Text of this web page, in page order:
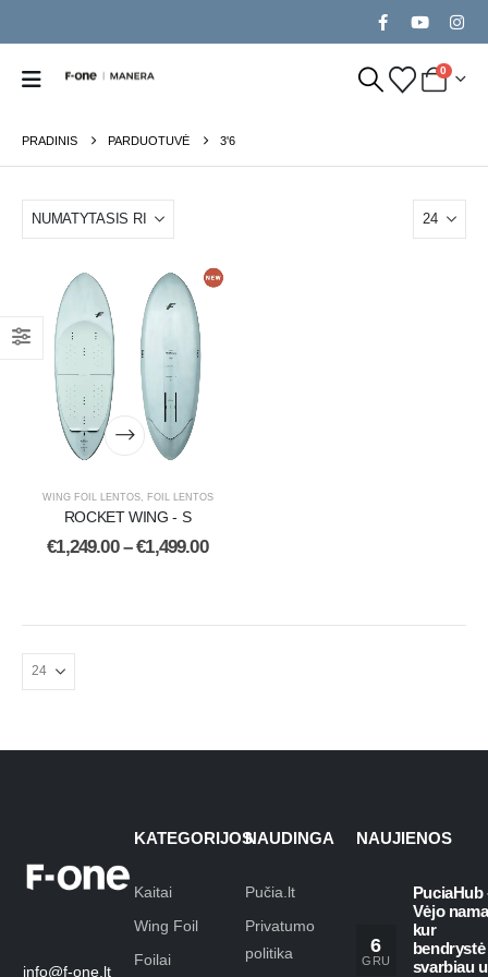
0
PRADINIS PARDUOTUVĖ 3'6
WING FOIL LENTOS, FOIL LENTOS
ROCKET WING - S
€1,249.00 – €1,499.00
info@f-one.lt
KATEGORIJOS
Kaitai
Wing Foil
Foilai
NAUDINGA
Pučia.lt
Privatumo
politika
NAUJIENOS
6
GRU
PuciaHub
Vėjo
kur
bendrystė
svarbiau